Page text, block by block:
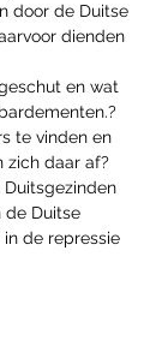
door de Duitse
dienden
en wat
te vinden en
zich daar af?
de Duitse
de repressie